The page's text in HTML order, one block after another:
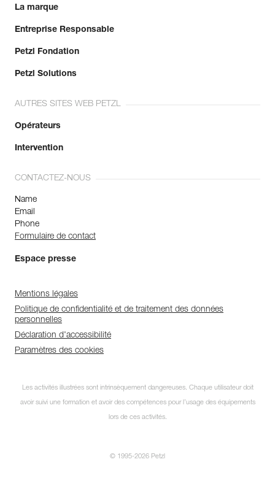
La marque
Entreprise Responsable
Petzl Fondation
Petzl Solutions
AUTRES SITES WEB PETZL
Opérateurs
Intervention
CONTACTEZ-NOUS
Name
Email
Phone
Formulaire de contact
Espace presse
Mentions légales
Politique de confidentialité et de traitement des données
personnelles
Déclaration d'accessibilité
Paramètres des cookies
Les activités illustrées sont intrinsèquement dangereuses. Chaque utilisateur doit
avoir suivi une formation et avoir des compétences pour l’usage des équipements
lors de ces activités.
© 1995-2026 Petzl